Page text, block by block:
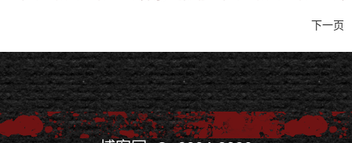
下一页